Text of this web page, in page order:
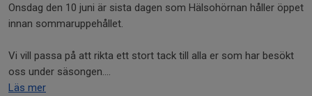
Onsdag den 10 juni är sista dagen som Hälsohörnan håller öppet
innan sommaruppehållet.
Vi vill passa på att rikta ett stort tack till alla er som har besökt
oss under säsongen....
Läs mer